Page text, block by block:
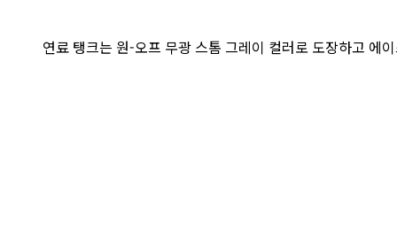
연료 탱크는 원-오프 무광 스톰 그레이 컬러로 도장하고 에